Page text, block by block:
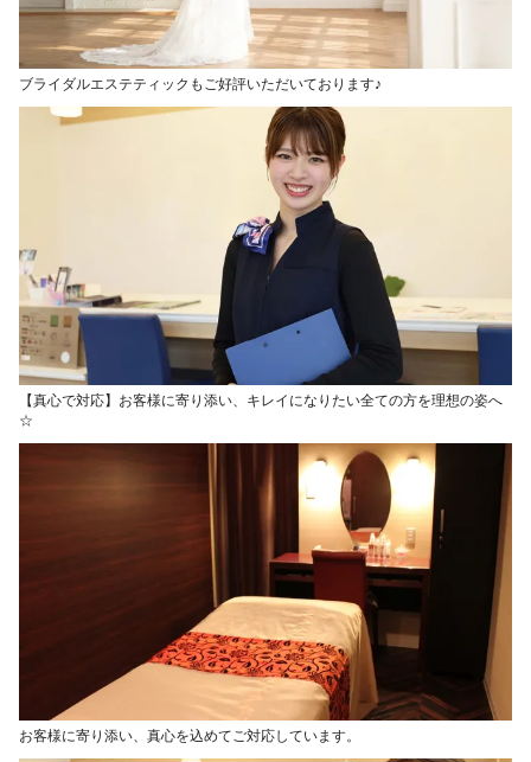
ブライダルエステティックもご好評いただいております♪
【真心で対応】お客様に寄り添い、キレイになりたい全ての方を理想の姿へ
☆
お客様に寄り添い、真心を込めてご対応しています。